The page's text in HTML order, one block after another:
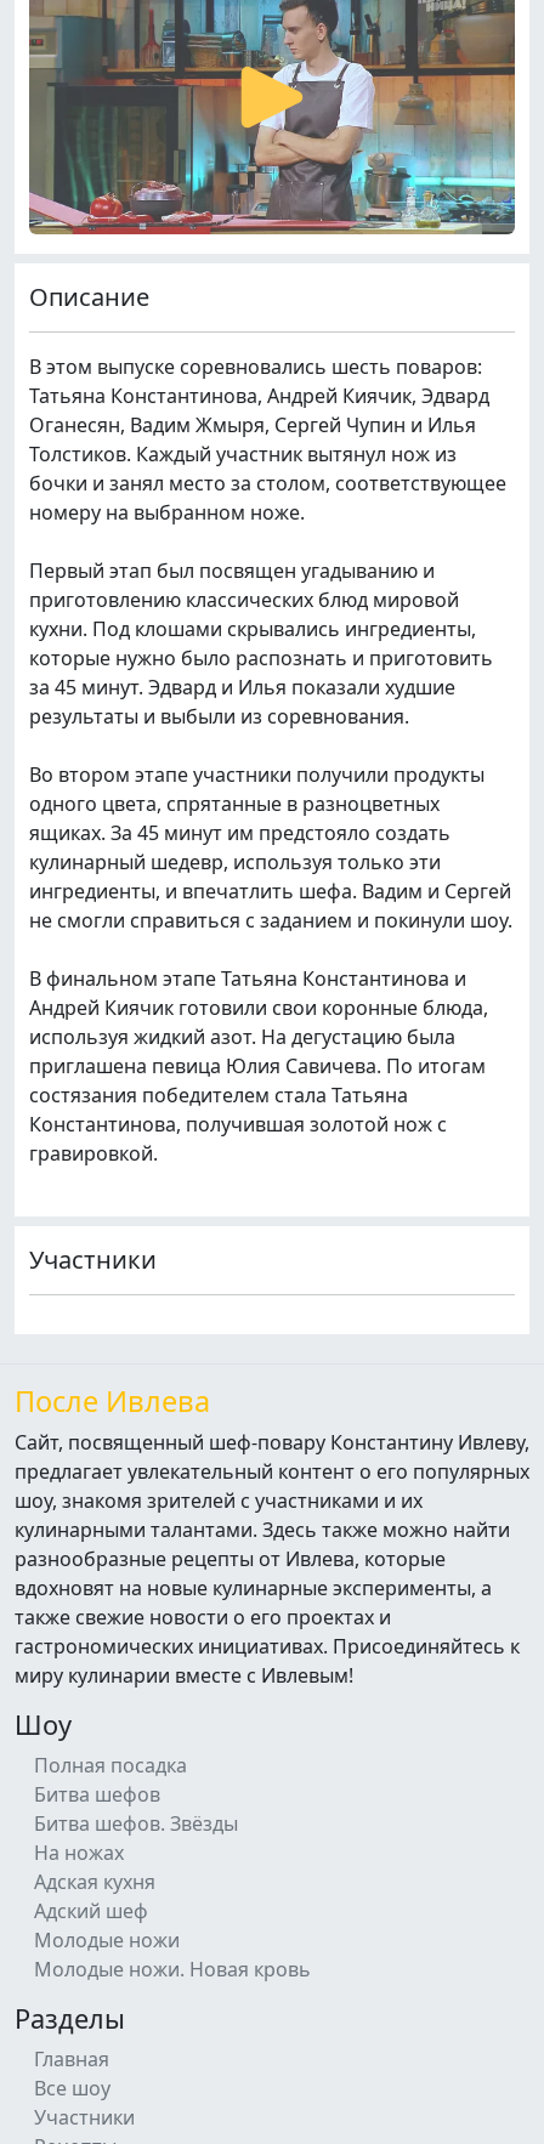
Описание
В этом выпуске соревновались шесть поваров:
Татьяна Константинова, Андрей Киячик, Эдвард
Оганесян, Вадим Жмыря, Сергей Чупин и Илья
Толстиков. Каждый участник вытянул нож из
бочки и занял место за столом, соответствующее
номеру на выбранном ноже.
Первый этап был посвящен угадыванию и
приготовлению классических блюд мировой
кухни. Под клошами скрывались ингредиенты,
которые нужно было распознать и приготовить
за 45 минут. Эдвард и Илья показали худшие
результаты и выбыли из соревнования.
Во втором этапе участники получили продукты
одного цвета, спрятанные в разноцветных
ящиках. За 45 минут им предстояло создать
кулинарный шедевр, используя только эти
ингредиенты, и впечатлить шефа. Вадим и Сергей
не смогли справиться с заданием и покинули шоу.
В финальном этапе Татьяна Константинова и
Андрей Киячик готовили свои коронные блюда,
используя жидкий азот. На дегустацию была
приглашена певица Юлия Савичева. По итогам
состязания победителем стала Татьяна
Константинова, получившая золотой нож с
гравировкой.
Участники
После Ивлева
Сайт, посвященный шеф-повару Константину Ивлеву,
предлагает увлекательный контент о его популярных
шоу, знакомя зрителей с участниками и их
кулинарными талантами. Здесь также можно найти
разнообразные рецепты от Ивлева, которые
вдохновят на новые кулинарные эксперименты, а
также свежие новости о его проектах и
гастрономических инициативах. Присоединяйтесь к
миру кулинарии вместе с Ивлевым!
Шоу
Полная посадка
Битва шефов
Битва шефов. Звёзды
На ножах
Адская кухня
Адский шеф
Молодые ножи
Молодые ножи. Новая кровь
Разделы
Главная
Все шоу
Участники